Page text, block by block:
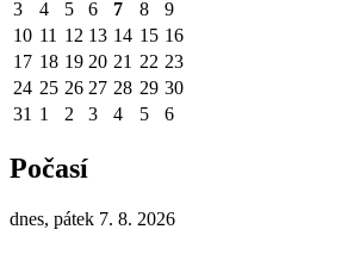
3
4 5 6 7 8
9
10 11 12 13 14 15 16
17 18 19 20 21 22 23
24 25 26 27 28 29 30
31 1 2 3 4 5 6
Počasí
dnes, pátek 7. 8. 2026